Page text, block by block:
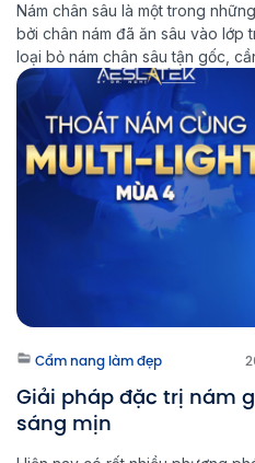
Nám chân sâu là một trong
bởi chân nám đã ăn sâu vào lớp
loại bỏ nám chân sâu tận gốc,
hợp và kiên trì trong quá trình
Cẩm nang làm đẹp
Giải pháp đặc trị nám
sáng mịn